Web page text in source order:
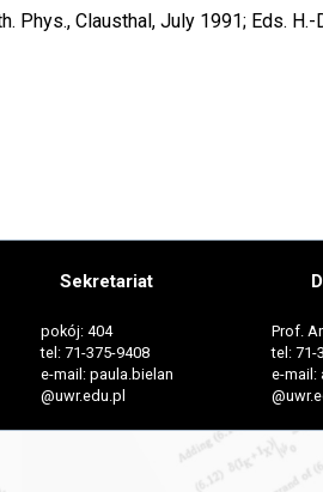
Phys., Clausthal, July 1991; Eds.
Sekretariat
pokój: 404
tel: 71-375-9408
e-mail: paula.bielan
@uwr.edu.pl
Prof.
tel: 71-
e-mail: